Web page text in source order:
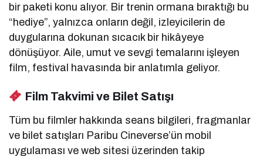
bir paketi konu alıyor. Bir trenin ormana bıraktığı bu
“hediye”, yalnızca onların değil, izleyicilerin de
duygularına dokunan sıcacık bir hikâyeye
dönüşüyor. Aile, umut ve sevgi temalarını işleyen
film, festival havasında bir anlatımla geliyor.
Film Takvimi ve Bilet Satışı
Tüm bu filmler hakkında seans bilgileri, fragmanlar
ve bilet satışları Paribu Cineverse’ün mobil
uygulaması ve web sitesi üzerinden takip